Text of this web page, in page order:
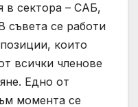
в сектора – САБ,
се работи
които
всички членове
Едно от
момента се